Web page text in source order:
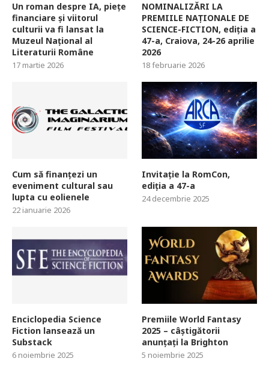
Un roman despre IA, piețe
financiare și viitorul
culturii va fi lansat la
Muzeul Național al
Literaturii Române
17 martie 2026
NOMINALIZĂRI LA
PREMIILE NAȚIONALE DE
SCIENCE-FICTION, ediția a
47-a, Craiova, 24-26 aprilie
2026
18 februarie 2026
Cum să finanțezi un
eveniment cultural sau
lupta cu eolienele
22 ianuarie 2026
Invitație la RomCon,
ediția a 47-a
24 decembrie 2025
Enciclopedia Science
Fiction lansează un
Substack
6 noiembrie 2025
Premiile World Fantasy
2025 – câștigătorii
anunțați la Brighton
5 noiembrie 2025